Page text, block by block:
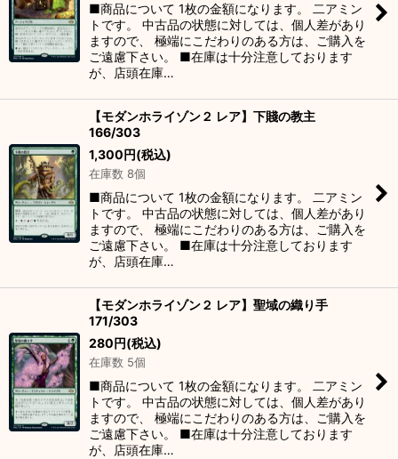
■商品について 1枚の金額になります。 二アミン
トです。 中古品の状態に対しては、個人差があり
ますので、 極端にこだわりのある方は、ご購入を
ご遠慮下さい。 ■在庫は十分注意しております
が、店頭在庫…
【モダンホライゾン２ レア】下賤の教主
166/303
1,300円(税込)
在庫数 8個
■商品について 1枚の金額になります。 二アミン
トです。 中古品の状態に対しては、個人差があり
ますので、 極端にこだわりのある方は、ご購入を
ご遠慮下さい。 ■在庫は十分注意しております
が、店頭在庫…
【モダンホライゾン２ レア】聖域の織り手
171/303
280円(税込)
在庫数 5個
■商品について 1枚の金額になります。 二アミン
トです。 中古品の状態に対しては、個人差があり
ますので、 極端にこだわりのある方は、ご購入を
ご遠慮下さい。 ■在庫は十分注意しております
が、店頭在庫…